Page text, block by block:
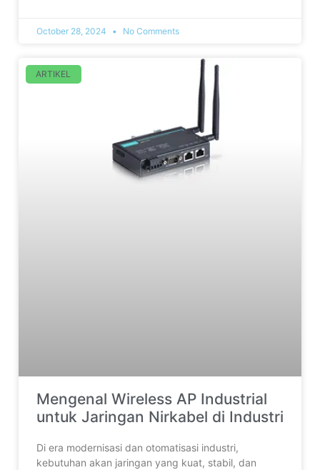
October 28, 2024 No Comments
ARTIKEL
Mengenal Wireless AP Industrial
untuk Jaringan Nirkabel di Industri
Di era modernisasi dan otomatisasi industri,
kebutuhan akan jaringan yang kuat, stabil, dan